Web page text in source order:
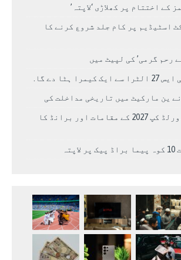
کے اختتام پر کھلاڑی ‘لاپتہ’
اسٹیڈیم پر کام جلد شروع کرنے کا
رحم گرمی’ کی لپیٹ میں
ہٹا دے گا.
ین مارکیٹ میں تاریخی مداخلت کی
مردوں کے کرکٹ ورلڈ کپ 2027 کے مقامات اور برانڈ کا